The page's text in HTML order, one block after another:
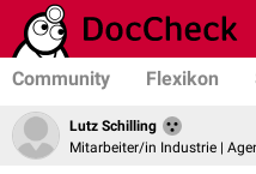
Community Flexikon
Lutz Schilling
Mitarbeiter/in Industrie |